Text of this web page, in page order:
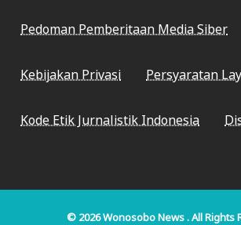
Pedoman Pemberitaan Media Siber
Kebijakan Privasi Persyaratan
Kode Etik Jurnalistik Indonesia
© 2026Wonosobo News. All Rights